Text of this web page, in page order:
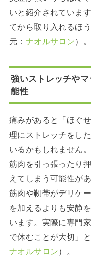
いと紹介されていま
てから取り入れるほ
元： ナオルサロン）。
強いストレッチや
能性
痛みがあると「ほぐ
理にストレッチをし
いるかもしれません
筋肉を引っ張ったり
えてしまう可能性が
筋肉や靭帯がデリケ
を加えるよりも安静
います。実際に専門
で休むことが大切」
ナオルサロン）。